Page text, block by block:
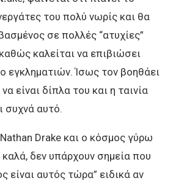
του πολύ νωρίς και θα
σε πολλές “ατυχίες”
καλείται να επιβιώσει
εγκληματιών. Ίσως τον βοηθάει
είναι δίπλα του και η ταινία
συχνά αυτό.
Drake και ο κόσμος γύρω
καλά, δεν υπάρχουν σημεία που
είναι αυτός τώρα” ειδικά αν